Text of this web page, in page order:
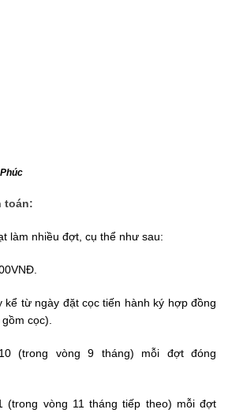
toán:
làm nhiều đợt, cụ thể như sau:
kể từ ngày đặt cọc tiến hành ký hợp đồng
cọc).
(trong vòng 9 tháng) mỗi đợt đóng
vòng 11 tháng tiếp theo) mỗi đợt